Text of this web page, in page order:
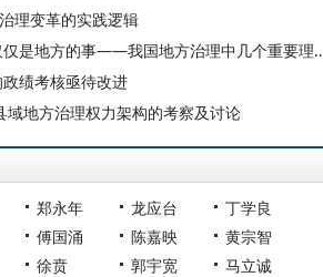
理变革的实践逻辑
乔耀章：地方治理不仅仅是地方的
绩考核亟待改进
域地方治理权力架构的考察及讨论
郑永年 龙应台
丁学良
傅国涌 陈嘉映
黄宗智
徐贲 郭宇宽
马立诚